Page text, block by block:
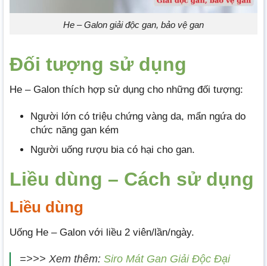
He – Galon giải độc gan, bảo vệ gan
Đối tượng sử dụng
He – Galon thích hợp sử dụng cho những đối tượng:
Người lớn có triệu chứng vàng da, mẩn ngứa do
chức năng gan kém
Người uống rượu bia có hại cho gan.
Liều dùng – Cách sử dụng
Liều dùng
Uống He – Galon với liều 2 viên/lần/ngày.
=>>> Xem thêm: Siro Mát Gan Giải Độc Đại